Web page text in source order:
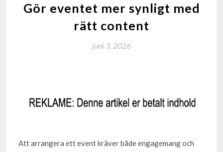
Gör eventet mer synligt med
rätt content
juni 3, 2026
Att arrangera ett event kräver både engagemang och